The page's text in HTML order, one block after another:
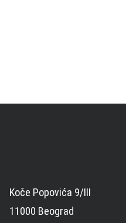
Koče Popovića 9/III
11000 Beograd